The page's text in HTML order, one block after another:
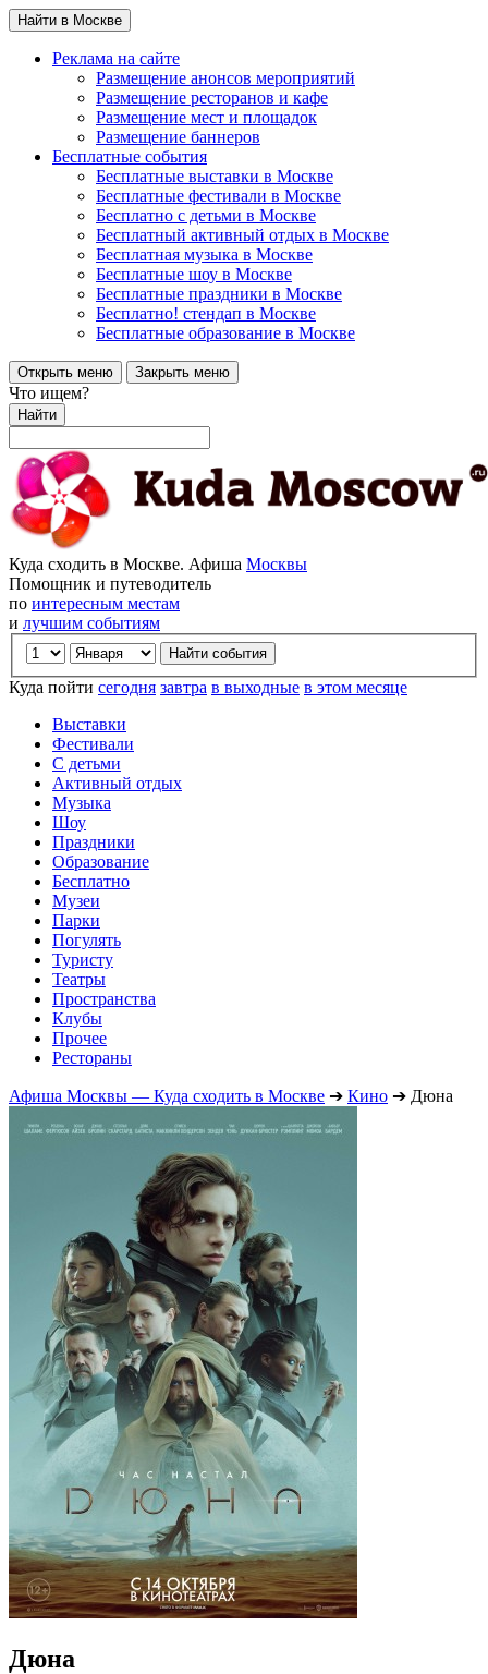
Найти в Москве
Реклама на сайте
Размещение анонсов мероприятий
Размещение ресторанов и кафе
Размещение мест и площадок
Размещение баннеров
Бесплатные события
Бесплатные выставки в Москве
Бесплатные фестивали в Москве
Бесплатно с детьми в Москве
Бесплатный активный отдых в Москве
Бесплатная музыка в Москве
Бесплатные шоу в Москве
Бесплатные праздники в Москве
Бесплатно! стендап в Москве
Бесплатные образование в Москве
Открыть меню Закрыть меню
Что ищем?
Найти
Куда сходить в Москве. Афиша Москвы
Помощник и путеводитель
по интересным местам
и лучшим событиям
Куда пойти сегодня завтра в выходные в этом месяце
Выставки
Фестивали
С детьми
Активный отдых
Музыка
Шоу
Праздники
Образование
Бесплатно
Музеи
Парки
Погулять
Туристу
Театры
Пространства
Клубы
Прочее
Рестораны
Афиша Москвы — Куда сходить в Москве ➔ Кино ➔ Дюна
Дюна